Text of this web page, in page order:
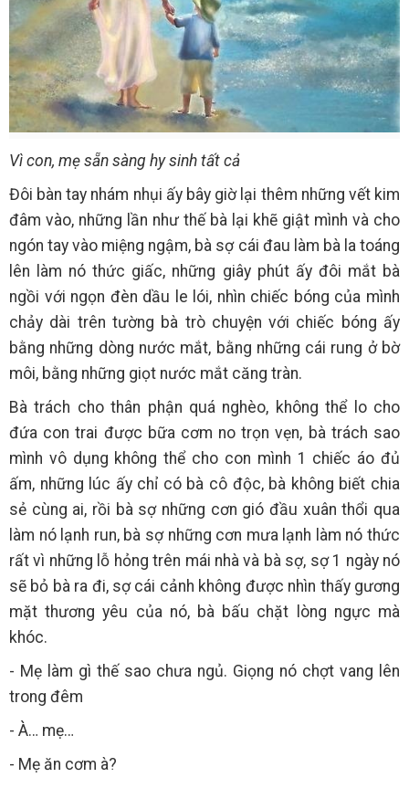
Vì con, mẹ sẵn sàng hy sinh tất cả
Đôi bàn tay nhám nhụi ấy bây giờ lại thêm những vết kim
đâm vào, những lần như thế bà lại khẽ giật mình và cho
ngón tay vào miệng ngậm, bà sợ cái đau làm bà la toáng
lên làm nó thức giấc, những giây phút ấy đôi mắt bà
ngồi với ngọn đèn dầu le lói, nhìn chiếc bóng của mình
chảy dài trên tường bà trò chuyện với chiếc bóng ấy
bằng những dòng nước mắt, bằng những cái rung ở bờ
môi, bằng những giọt nước mắt căng tràn.
Bà trách cho thân phận quá nghèo, không thể lo cho
đứa con trai được bữa cơm no trọn vẹn, bà trách sao
mình vô dụng không thể cho con mình 1 chiếc áo đủ
ấm, những lúc ấy chỉ có bà cô độc, bà không biết chia
sẻ cùng ai, rồi bà sợ những cơn gió đầu xuân thổi qua
làm nó lạnh run, bà sợ những cơn mưa lạnh làm nó thức
rất vì những lỗ hỏng trên mái nhà và bà sợ, sợ 1 ngày nó
sẽ bỏ bà ra đi, sợ cái cảnh không được nhìn thấy gương
mặt thương yêu của nó, bà bấu chặt lòng ngực mà
khóc.
- Mẹ làm gì thế sao chưa ngủ. Giọng nó chợt vang lên
trong đêm
- À… mẹ…
- Mẹ ăn cơm à?